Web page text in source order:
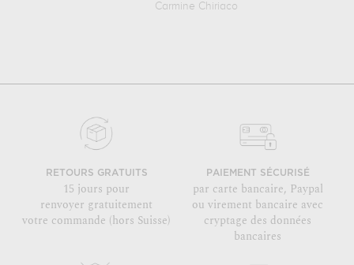
Carmine Chiriaco
RETOURS GRATUITS
15 jours pour
renvoyer gratuitement
votre commande (hors Suisse)
PAIEMENT SÉCURISÉ
par carte bancaire, Paypal
ou virement bancaire avec
cryptage des données
bancaires